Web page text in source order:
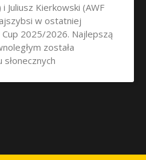
Juliusz Kierkowski (AWF
w ostatniej
2025/2026. Najlepszą
została
słonecznych